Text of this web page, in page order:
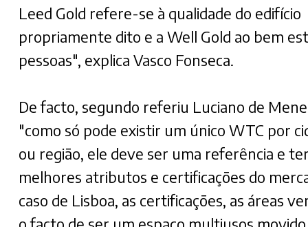
Leed Gold refere-se à qualidade do edifício
propriamente dito e a Well Gold ao bem
pessoas", explica Vasco Fonseca.
De facto, segundo referiu Luciano de
"como só pode existir um único WTC por
ou região, ele deve ser uma referência e
melhores atributos e certificações do
caso de Lisboa, as certificações, as áreas